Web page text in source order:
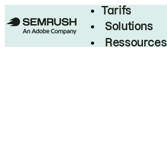
Tarifs
Solutions
Ressources